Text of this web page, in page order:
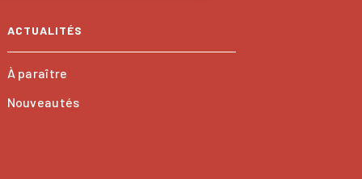
ACTUALITÉS
À paraître
Nouveautés